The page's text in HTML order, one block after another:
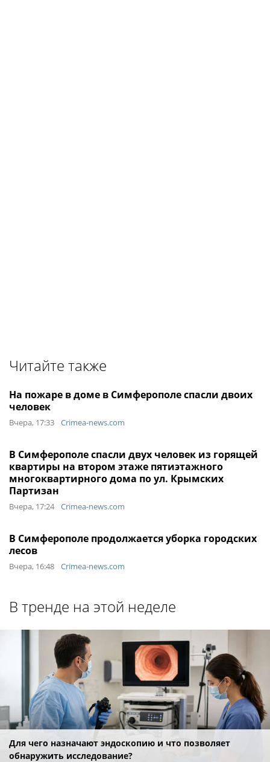
Читайте также
На пожаре в доме в Симферополе спасли двоих
человек
Вчера, 17:33 Crimea-news.com
В Симферополе спасли двух человек из горящей
квартиры на втором этаже пятиэтажного
многоквартирного дома по ул. Крымских
Партизан
Вчера, 17:24 Crimea-news.com
В Симферополе продолжается уборка городских
лесов
Вчера, 16:48 Crimea-news.com
В тренде на этой неделе
Для чего назначают эндоскопию и что позволяет
обнаружить исследование?